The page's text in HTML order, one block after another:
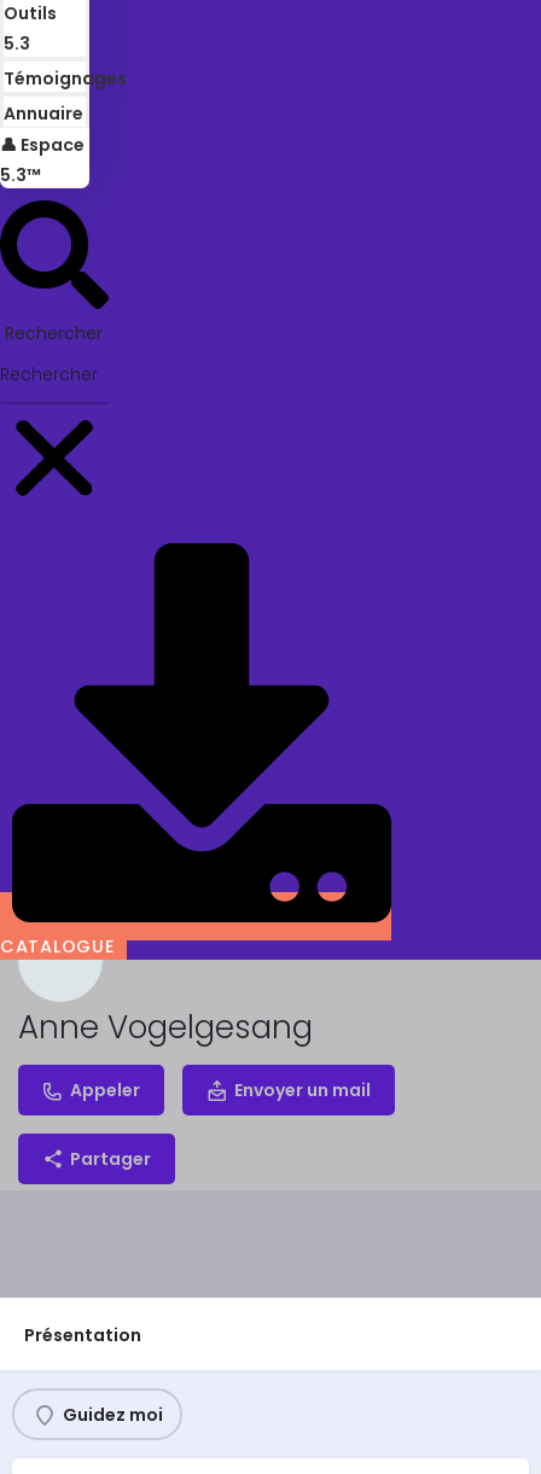
Outils
5.3
Témoignages
Annuaire
👤 Espace
5.3™
Rechercher
CATALOGUE
Anne Vogelgesang
Appeler Envoyer un mail
Partager
Présentation
Guidez moi